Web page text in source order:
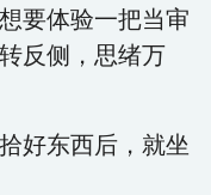
要体验一把当审
反侧，思绪万
好东西后，就坐